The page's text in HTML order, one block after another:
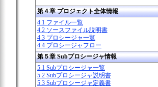
第４章 プロジェクト全体情報
4.1 ファイル一覧
4.2 ソースファイル説明書
4.3 プロシージャ一覧
4.4 プロシージャフロー
第５章 Subプロシージャ情報
5.1 Subプロシージャ一覧
5.2 Subプロシージャ説明書
5.3 Subプロシージャ定義書